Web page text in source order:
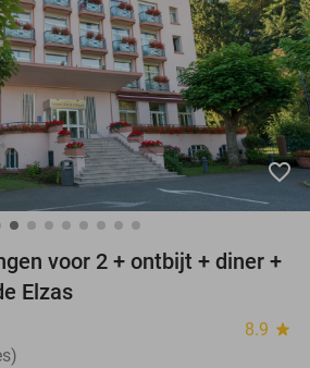
10+ miljoen leden
favorite_border
voor 2 + ontbijt + diner +
Elzas
8.9 star